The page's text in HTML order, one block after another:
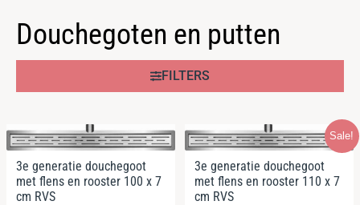
Douchegoten en putten
FILTERS
3e generatie douchegoot
met flens en rooster 100 x 7
cm RVS
Sale!
3e generatie douchegoot
met flens en rooster 110 x 7
cm RVS